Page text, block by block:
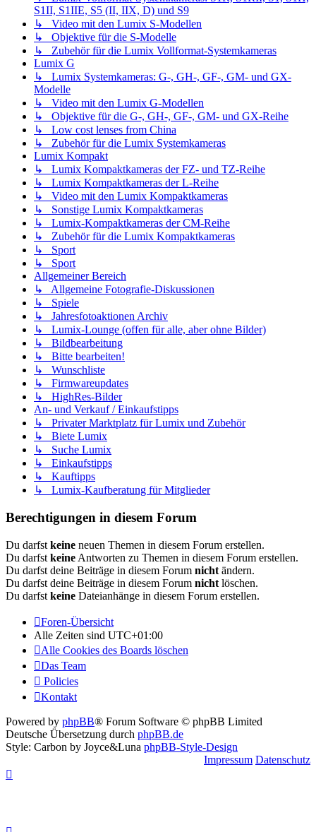
S1II, S1IIE, S5 (II, IIX, D) und S9
↳ Video mit den Lumix S-Modellen
↳ Objektive für die S-Modelle
↳ Zubehör für die Lumix Vollformat-Systemkameras
Lumix G
↳ Lumix Systemkameras: G-, GH-, GF-, GM- und GX-
Modelle
↳ Video mit den Lumix G-Modellen
↳ Objektive für die G-, GH-, GF-, GM- und GX-Reihe
↳ Low cost lenses from China
↳ Zubehör für die Lumix Systemkameras
Lumix Kompakt
↳ Lumix Kompaktkameras der FZ- und TZ-Reihe
↳ Lumix Kompaktkameras der L-Reihe
↳ Video mit den Lumix Kompaktkameras
↳ Sonstige Lumix Kompaktkameras
↳ Lumix-Kompaktkameras der CM-Reihe
↳ Zubehör für die Lumix Kompaktkameras
↳ Sport
↳ Sport
Allgemeiner Bereich
↳ Allgemeine Fotografie-Diskussionen
↳ Spiele
↳ Jahresfotoaktionen Archiv
↳ Lumix-Lounge (offen für alle, aber ohne Bilder)
↳ Bildbearbeitung
↳ Bitte bearbeiten!
↳ Wunschliste
↳ Firmwareupdates
↳ HighRes-Bilder
An- und Verkauf / Einkaufstipps
↳ Privater Marktplatz für Lumix und Zubehör
↳ Biete Lumix
↳ Suche Lumix
↳ Einkaufstipps
↳ Kauftipps
↳ Lumix-Kaufberatung für Mitglieder
Berechtigungen in diesem Forum
Du darfst keine neuen Themen in diesem Forum erstellen.
Du darfst keine Antworten zu Themen in diesem Forum erstellen.
Du darfst deine Beiträge in diesem Forum nicht ändern.
Du darfst deine Beiträge in diesem Forum nicht löschen.
Du darfst keine Dateianhänge in diesem Forum erstellen.
Foren-Übersicht
Alle Zeiten sind UTC+01:00
Alle Cookies des Boards löschen
Das Team
Policies
Kontakt
Powered by phpBB® Forum Software © phpBB Limited
Deutsche Übersetzung durch phpBB.de
Style: Carbon by Joyce&Luna phpBB-Style-Design
Impressum Datenschutz